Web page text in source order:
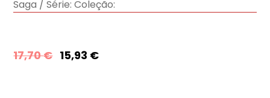
Saga / Série: Coleção:
17,70€ 15,93 €